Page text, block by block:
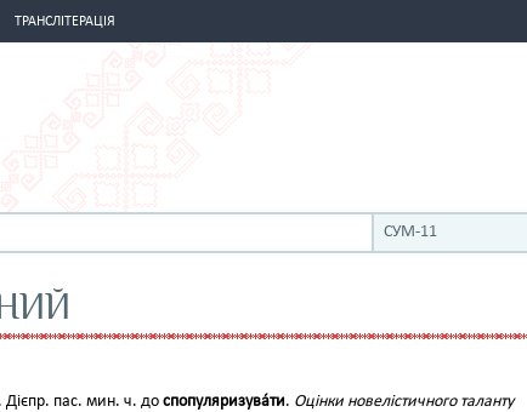
ТРАНСЛІТЕРАЦІЯ
СУМ-11
Дієпр. пас. мин. ч. до спопуляризува́ти. Оцінки новелістичного таланту